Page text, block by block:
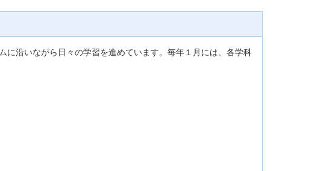
沿いながら日々の学習を進めています。毎年１月には、各学科